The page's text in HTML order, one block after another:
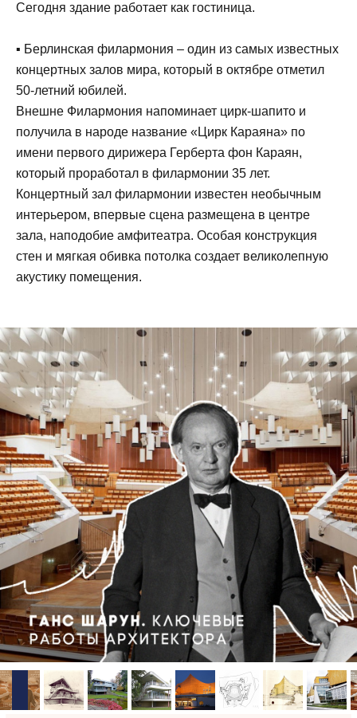
Сегодня здание работает как гостиница.
▪ Берлинская филармония – один из самых известных
концертных залов мира, который в октябре отметил
50-летний юбилей.
Внешне Филармония напоминает цирк-шапито и
получила в народе название «Цирк Караяна» по
имени первого дирижера Герберта фон Караян,
который проработал в филармонии 35 лет.
Концертный зал филармонии известен необычным
интерьером, впервые сцена размещена в центре
зала, наподобие амфитеатра. Особая конструкция
стен и мягкая обивка потолка создает великолепную
акустику помещения.